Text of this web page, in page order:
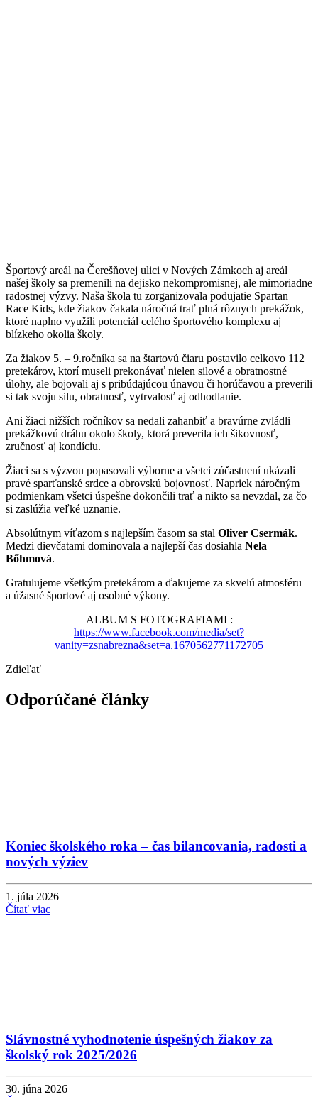
Športový areál na Čerešňovej ulici v Nových Zámkoch aj areál
našej školy sa premenili na dejisko nekompromisnej, ale mimoriadne
radostnej výzvy. Naša škola tu zorganizovala podujatie Spartan
Race Kids, kde žiakov čakala náročná trať plná rôznych prekážok,
ktoré naplno využili potenciál celého športového komplexu aj
blízkeho okolia školy.
Za žiakov 5. – 9.ročníka sa na štartovú čiaru postavilo celkovo 112
pretekárov, ktorí museli prekonávať nielen silové a obratnostné
úlohy, ale bojovali aj s pribúdajúcou únavou či horúčavou a preverili
si tak svoju silu, obratnosť, vytrvalosť aj odhodlanie.
Ani žiaci nižších ročníkov sa nedali zahanbiť a bravúrne zvládli
prekážkovú dráhu okolo školy, ktorá preverila ich šikovnosť,
zručnosť aj kondíciu.
Žiaci sa s výzvou popasovali výborne a všetci zúčastnení ukázali
pravé sparťanské srdce a obrovskú bojovnosť. Napriek náročným
podmienkam všetci úspešne dokončili trať a nikto sa nevzdal, za čo
si zaslúžia veľké uznanie.
Absolútnym víťazom s najlepším časom sa stal Oliver Csermák.
Medzi dievčatami dominovala a najlepší čas dosiahla Nela
Bőhmová.
Gratulujeme všetkým pretekárom a ďakujeme za skvelú atmosféru
a úžasné športové aj osobné výkony.
ALBUM S FOTOGRAFIAMI :
https://www.facebook.com/media/set?
vanity=zsnabrezna&set=a.1670562771172705
Zdieľať
Odporúčané články
Koniec školského roka – čas bilancovania, radosti a
nových výziev
1. júla 2026
Čítať viac
Slávnostné vyhodnotenie úspešných žiakov za
školský rok 2025/2026
30. júna 2026